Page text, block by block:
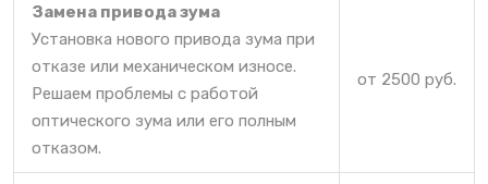
Замена привода зума
Установка нового привода зума при
отказе или механическом износе.
Решаем проблемы с работой
оптического зума или его полным
отказом.
от 2500 руб.